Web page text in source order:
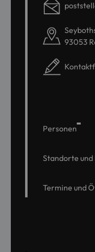
93053
Personen
Standorte und
Termine und